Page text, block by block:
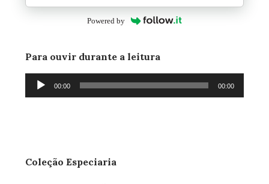
Powered by
Para ouvir durante a leitura
Tocador
00:00 00:00
Coleção Especiaria